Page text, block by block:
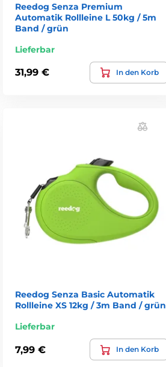
Reedog Senza Premium
Automatik Rollleine L 50kg / 5m
Band / grün
Lieferbar
31,99 € In den Korb
Reedog Senza Basic Automatik
Rollleine XS 12kg / 3m Band / grün
Lieferbar
7,99 € In den Korb